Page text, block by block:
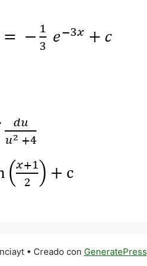
• Creado con GeneratePress